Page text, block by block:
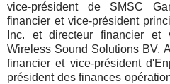
vice-président de SMSC
financier et vice-président
Inc. et directeur financier et
Wireless Sound Solutions BV.
financier et vice-président
président des finances